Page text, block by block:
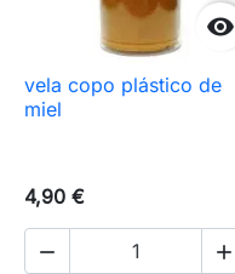

vela copo plástico de
miel
4,90 €
 